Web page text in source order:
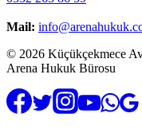
Mail:
© 2026 Küçükçekmece
Arena Hukuk Bürosu